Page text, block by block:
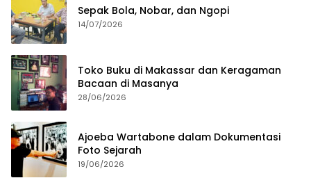
Sepak Bola, Nobar, dan Ngopi
14/07/2026
Toko Buku di Makassar dan Keragaman
Bacaan di Masanya
28/06/2026
Ajoeba Wartabone dalam Dokumentasi
Foto Sejarah
19/06/2026